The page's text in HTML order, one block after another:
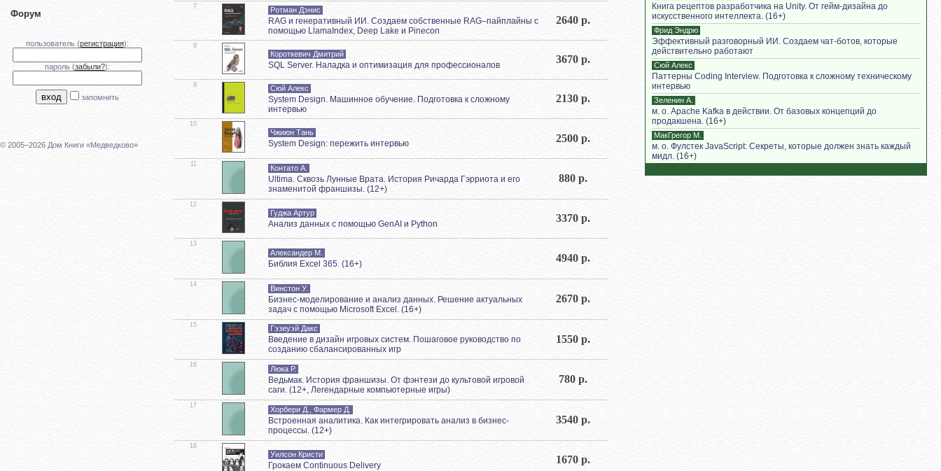
Форум
пользователь (регистрация):
пароль (забыли?):
запомнить
© 2005–2026 Дом Книги «Медведково»
7 Ротман Дэнис
RAG и генеративный ИИ. Создаем собственные RAG–пайплайны с
помощью LlamaIndex, Deep Lake и Pinecon
2640 р.
8
Короткевич Дмитрий
SQL Server. Наладка и оптимизация для профессионалов 3670 р.
9 Сюй Алекс
System Design. Машинное обучение. Подготовка к сложному
интервью
2130 р.
10
Чжиюн Тань
System Design: пережить интервью 2500 р.
11 Контато А.
Ultima. Сквозь Лунные Врата. История Ричарда Гэрриота и его
знаменитой франшизы. (12+)
880 р.
12
Гуджа Артур
Анализ данных с помощью GenAI и Python 3370 р.
13
Александер М.
Библия Excel 365. (16+) 4940 р.
14 Винстон У.
Бизнес-моделирование и анализ данных. Решение актуальных
задач с помощью Microsoft Excel. (16+)
2670 р.
15 Гэзеуэй Дакс
Введение в дизайн игровых систем. Пошаговое руководство по
созданию сбалансированных игр
1550 р.
16 Люка Р.
Ведьмак. История франшизы. От фэнтези до культовой игровой
саги. (12+, Легендарные компьютерные игры)
780 р.
17 Хорбери Д., Фармер Д.
Встроенная аналитика. Как интегрировать анализ в бизнес-
процессы. (12+)
3540 р.
18
Уилсон Кристи
Грокаем Continuous Delivery 1670 р.
Книга рецептов разработчика на Unity. От гейм-дизайна до
искусственного интеллекта. (16+)
Фрид Эндрю
Эффективный разговорный ИИ. Создаем чат-ботов, которые
действительно работают
Сюй Алекс
Паттерны Coding Interview. Подготовка к сложному техническому
интервью
Зеленин А.
м. о. Apache Kafka в действии. От базовых концепций до
продакшена. (16+)
МакГрегор М.
м. о. Фулстек JavaScript: Секреты, которые должен знать каждый
мидл. (16+)